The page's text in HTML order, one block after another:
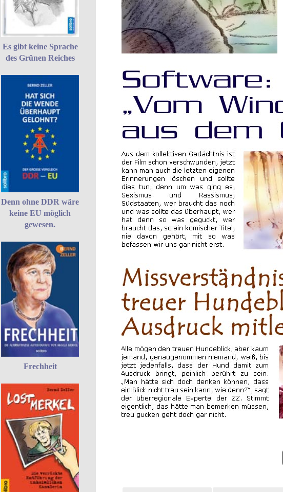
Es gibt keine Sprache
des Grünen Reiches
Denn ohne DDR wäre
keine EU möglich
gewesen.
Frechheit